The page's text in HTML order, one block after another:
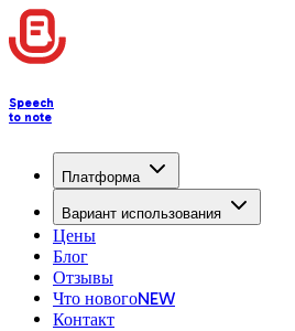
Speech
to note
Платформа
Вариант использования
Цены
Блог
Отзывы
Что новогоNEW
Контакт